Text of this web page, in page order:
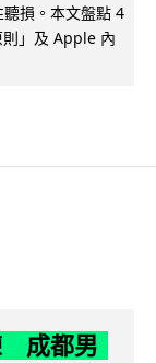
損。本文盤點 4
」及 Apple 內
成都男